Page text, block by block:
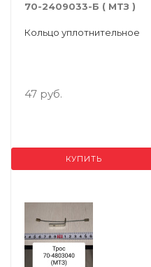
70-2409033-Б ( МТЗ )
Кольцо уплотнительное
47 руб.
КУПИТЬ